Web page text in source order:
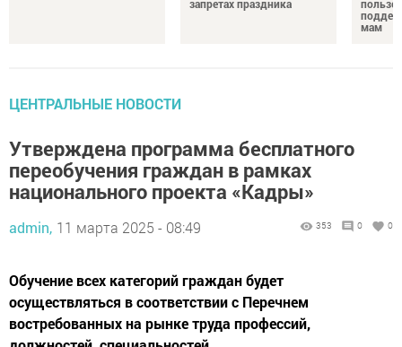
запретах праздника
пользе
мам
ЦЕНТРАЛЬНЫЕ НОВОСТИ
Утверждена программа бесплатного
переобучения граждан в рамках
национального проекта «Кадры»
admin, 11 марта 2025 - 08:49 353 0 0
Обучение всех категорий граждан будет
осуществляться в соответствии с Перечнем
востребованных на рынке труда профессий,